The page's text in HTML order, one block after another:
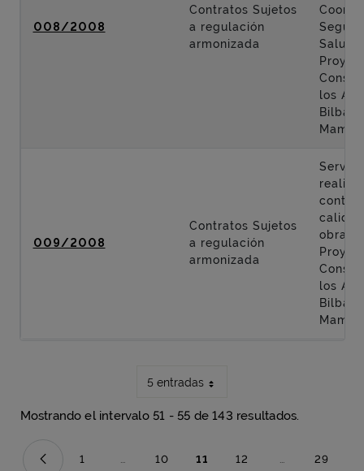
008/2008
Contratos Sujetos
a regulación
armonizada
Salud
los
Bilbao
Mamés
009/2008
Contratos Sujetos
a regulación
armonizada
obras
los
Bilbao
5 entradas
Mostrando el intervalo 51 - 55 de 143 resultados.
Página
1 ...
Páginas intermedias Use TAB para desplazarse.
Página
10 Página
11 Página
12 ...
Páginas Página
29